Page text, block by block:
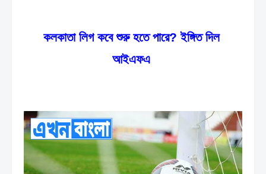
কলকাতা লিগ কবে শুরু হতে পারে? ইঙ্গিত দিল
আইএফএ